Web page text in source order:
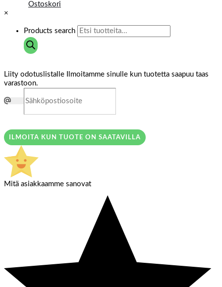
Ostoskori
×
Products search
Liity odotuslistalle
Ilmoitamme sinulle kun tuotetta saapuu taas
varastoon.
ILMOITA KUN TUOTE ON SAATAVILLA
Mitä asiakkaamme sanovat